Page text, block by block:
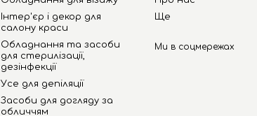
Інтер'єр і декор для
салону краси
Обладнання та засоби
для стерилізації,
дезінфекції
Усе для депіляції
Засоби для догляду за
обличчям
Ще
Ми в соцмережах